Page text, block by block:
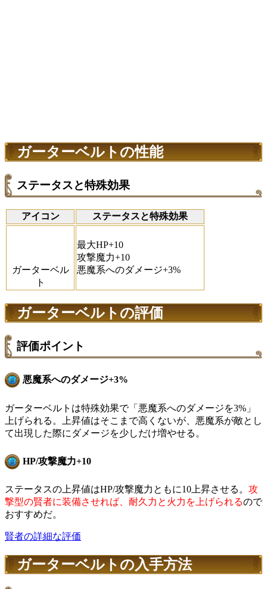
ガーターベルトの性能
ステータスと特殊効果
アイコン ステータスと特殊効果
ガーターベル
ト
最大HP+10
攻撃魔力+10
悪魔系へのダメージ+3%
ガーターベルトの評価
評価ポイント
悪魔系へのダメージ+3%
ガーターベルトは特殊効果で「悪魔系へのダメージを3%」
上げられる。上昇値はそこまで高くないが、悪魔系が敵とし
て出現した際にダメージを少しだけ増やせる。
HP/攻撃魔力+10
ステータスの上昇値はHP/攻撃魔力ともに10上昇させる。 攻
撃型の賢者に装備させれば、耐久力と火力を上げられるので
おすすめだ。
賢者の詳細な評価
ガーターベルトの入手方法